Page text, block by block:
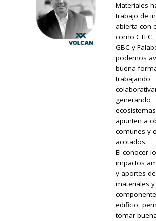
Materiales
trabajo de
abierta con
como
GBC y
podemos
buena
trabajando
generando
apunten a
comunes y
acotados.
El conocer
impactos
y aportes
materiales y
edificio,
tomar